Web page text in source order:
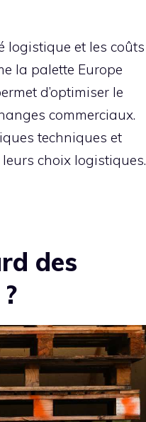
logistique et les coûts
la palette Europe
d’optimiser le
commerciaux.
techniques et
choix logistiques.
des